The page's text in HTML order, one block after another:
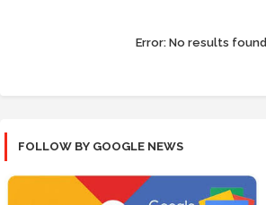
Error: No results found
FOLLOW BY GOOGLE NEWS